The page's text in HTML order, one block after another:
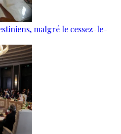
malgré le cessez-le-